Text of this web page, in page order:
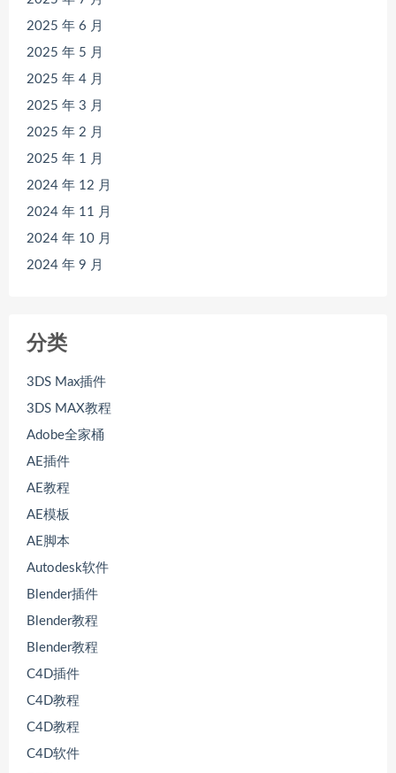
2025 年 6 月
2025 年 5 月
2025 年 4 月
2025 年 3 月
2025 年 2 月
2025 年 1 月
2024 年 12 月
2024 年 11 月
2024 年 10 月
2024 年 9 月
分类
3DS Max插件
3DS MAX教程
Adobe全家桶
AE插件
AE教程
AE模板
AE脚本
Autodesk软件
Blender插件
Blender教程
Blender教程
C4D插件
C4D教程
C4D教程
C4D软件